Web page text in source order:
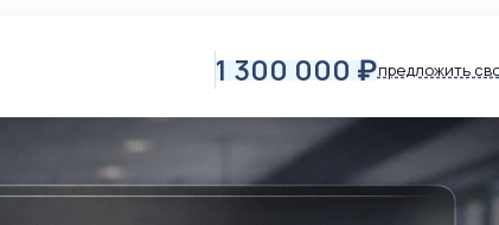
1 300 000 ₽предложить